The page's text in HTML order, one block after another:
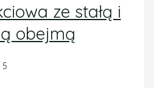
ze stałą i
obejmą